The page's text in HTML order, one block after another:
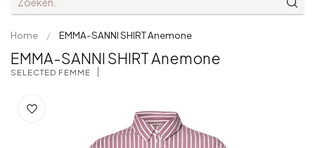
Home / EMMA-SANNI SHIRT Anemone
EMMA-SANNI SHIRT Anemone
SELECTED FEMME